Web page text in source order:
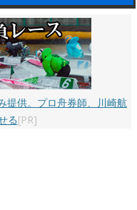
提供。プロ舟券師、川崎航
る[PR]